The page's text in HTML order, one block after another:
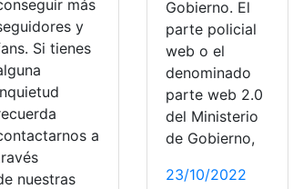
más
y
Si tienes
a
nuestras
Gobierno. El
parte policial
web o el
denominado
parte web 2.0
del Ministerio
de Gobierno,
23/10/2022